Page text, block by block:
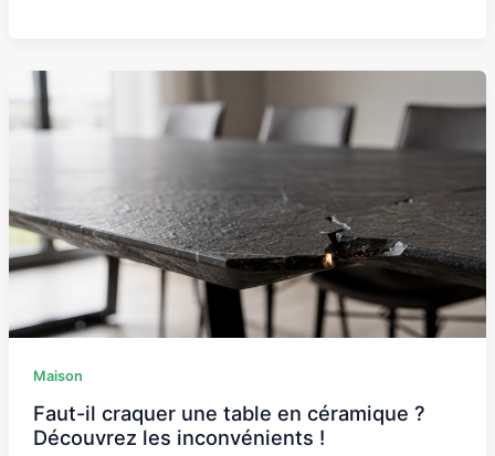
Maison
Faut-il craquer une table en céramique ?
Découvrez les inconvénients !
Faut-
craquer
en
céramique
?
Découvrez
les
!